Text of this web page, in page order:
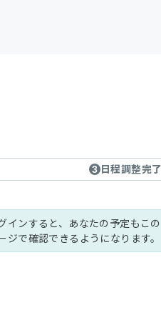
3 日程調整完了
インすると、あなたの予定もこの
ジで確認できるようになります。